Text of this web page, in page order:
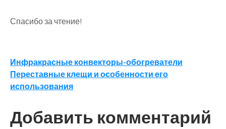
Спасибо за чтение!
Навигация
по
Инфракрасные конвекторы-обогреватели
Переставные клещи и особенности его
использования
Добавить комментарий